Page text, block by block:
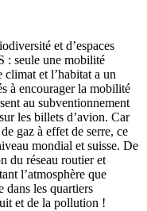
et d’espaces
: seule une mobilité
et l’habitat a un
à encourager la mobilité
au subventionnement
les billets d’avion. Car
gaz à effet de serre, ce
mondial et suisse. De
du réseau routier et
l’atmosphère que
dans les quartiers
et de la pollution !